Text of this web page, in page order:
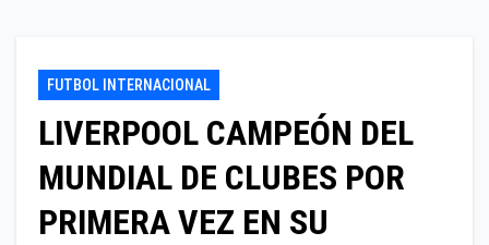
FUTBOL INTERNACIONAL
LIVERPOOL CAMPEÓN DEL
MUNDIAL DE CLUBES POR
PRIMERA VEZ EN SU